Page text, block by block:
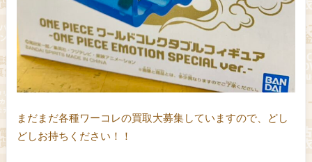
まだまだ各種ワーコレの買取大募集していますので、どし
どしお持ちください！！